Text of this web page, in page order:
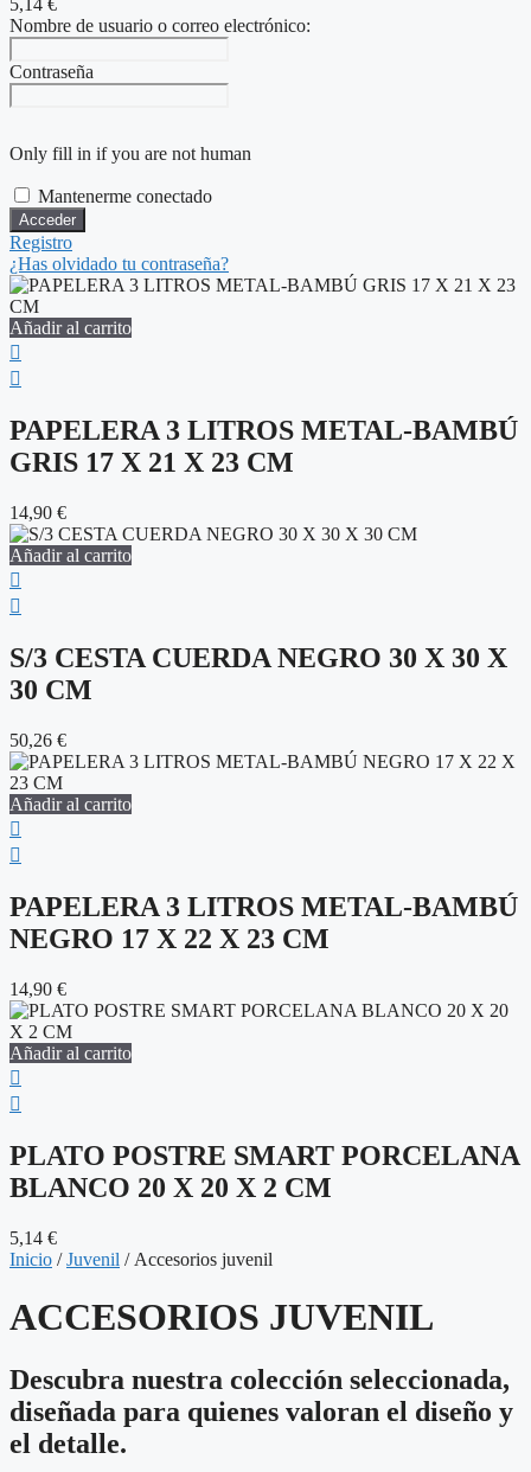
5,14 €
Nombre de usuario o correo electrónico:
Contraseña
Only fill in if you are not human
Mantenerme conectado
Registro
¿Has olvidado tu contraseña?
Añadir al carrito
PAPELERA 3 LITROS METAL-BAMBÚ
GRIS 17 X 21 X 23 CM
14,90 €
Añadir al carrito
S/3 CESTA CUERDA NEGRO 30 X 30 X
30 CM
50,26 €
Añadir al carrito
PAPELERA 3 LITROS METAL-BAMBÚ
NEGRO 17 X 22 X 23 CM
14,90 €
Añadir al carrito
PLATO POSTRE SMART PORCELANA
BLANCO 20 X 20 X 2 CM
5,14 €
Inicio /Juvenil / Accesorios juvenil
ACCESORIOS JUVENIL
Descubra nuestra colección seleccionada,
diseñada para quienes valoran el diseño y
el detalle.